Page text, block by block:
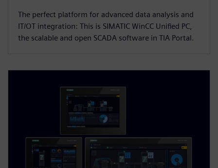
The perfect platform for advanced data analysis and
IT/OT integration: This is SIMATIC WinCC Unified PC,
the scalable and open SCADA software in TIA Portal.